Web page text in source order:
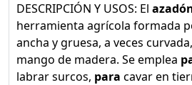
DESCRIPCIÓN Y USOS: El
herramienta agrícola formada
ancha y gruesa, a veces
mango de madera. Se emplea
labrar surcos, para cavar en